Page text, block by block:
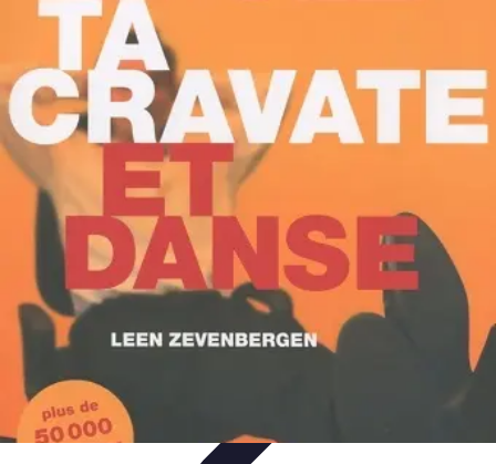
Tech Culture Mag
Culture Numérique
Tendances
TechnologieMusique Cryptomonnaies
Tech Culture Mag